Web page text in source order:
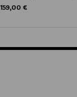
Original Price
159,00 €